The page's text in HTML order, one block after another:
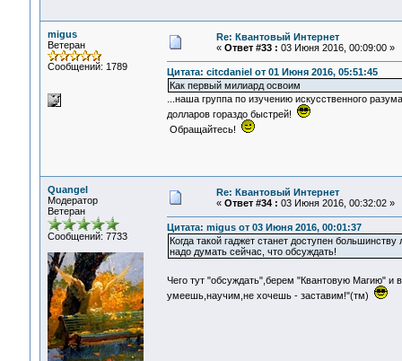
migus
Ветеран
Сообщений: 1789
Re: Квантовый Интернет
« Ответ #33 : 03 Июня 2016, 00:09:00 »
Цитата: citcdaniel от 01 Июня 2016, 05:51:45
Как первый милиард освоим
...наша группа по изучению искусственного
долларов гораздо быстрей!
Обращайтесь!
Quangel
Модератор
Ветеран
Сообщений: 7733
Re: Квантовый Интернет
« Ответ #34 : 03 Июня 2016, 00:32:02 »
Цитата: migus от 03 Июня 2016, 00:01:37
Когда такой гаджет станет доступен
надо думать сейчас, что обсуждать!
Чего тут "обсуждать",берем "Квантовую Магию" и
умеешь,научим,не хочешь - заставим!"(тм)